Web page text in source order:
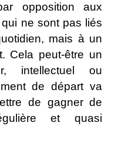
opposition aux
ne sont pas liés
mais à un
Cela peut-être un
intellectuel ou
de départ va
de gagner de
et quasi